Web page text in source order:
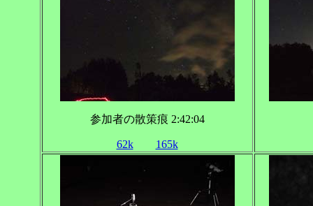
参加者の散策痕 2:42:04
62k 165k